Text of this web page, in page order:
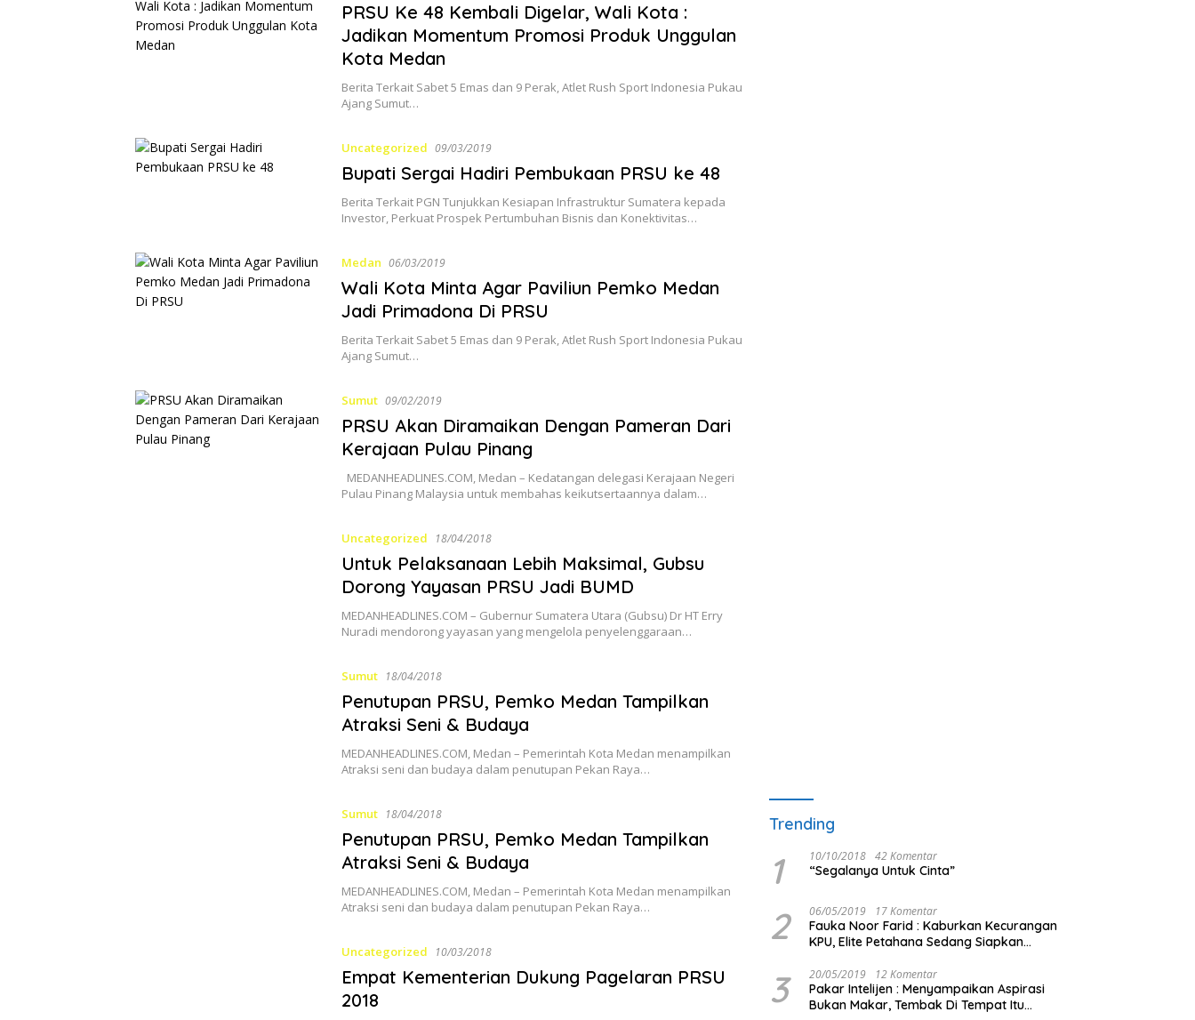
PRSU Ke 48 Kembali Digelar, Wali Kota :
Jadikan Momentum Promosi Produk Unggulan
Kota Medan
Berita Terkait Sabet 5 Emas dan 9 Perak, Atlet Rush Sport Indonesia Pukau
Ajang Sumut…
Uncategorized 09/03/2019
Bupati Sergai Hadiri Pembukaan PRSU ke 48
Berita Terkait PGN Tunjukkan Kesiapan Infrastruktur Sumatera kepada
Investor, Perkuat Prospek Pertumbuhan Bisnis dan Konektivitas…
Medan 06/03/2019
Wali Kota Minta Agar Paviliun Pemko Medan
Jadi Primadona Di PRSU
Berita Terkait Sabet 5 Emas dan 9 Perak, Atlet Rush Sport Indonesia Pukau
Ajang Sumut…
Sumut 09/02/2019
PRSU Akan Diramaikan Dengan Pameran Dari
Kerajaan Pulau Pinang
MEDANHEADLINES.COM, Medan – Kedatangan delegasi Kerajaan Negeri
Pulau Pinang Malaysia untuk membahas keikutsertaannya dalam…
Uncategorized 18/04/2018
Untuk Pelaksanaan Lebih Maksimal, Gubsu
Dorong Yayasan PRSU Jadi BUMD
MEDANHEADLINES.COM – Gubernur Sumatera Utara (Gubsu) Dr HT Erry
Nuradi mendorong yayasan yang mengelola penyelenggaraan…
Sumut 18/04/2018
Penutupan PRSU, Pemko Medan Tampilkan
Atraksi Seni & Budaya
MEDANHEADLINES.COM, Medan – Pemerintah Kota Medan menampilkan
Atraksi seni dan budaya dalam penutupan Pekan Raya…
Sumut 18/04/2018
Penutupan PRSU, Pemko Medan Tampilkan
Atraksi Seni & Budaya
MEDANHEADLINES.COM, Medan – Pemerintah Kota Medan menampilkan
Atraksi seni dan budaya dalam penutupan Pekan Raya…
Uncategorized 10/03/2018
Empat Kementerian Dukung Pagelaran PRSU
2018
Trending
1 10/10/2018 42 Komentar
“Segalanya Untuk Cinta”
2 06/05/2019 17 Komentar
Fauka Noor Farid : Kaburkan Kecurangan
KPU, Elite Petahana Sedang Siapkan
3 20/05/2019 12 Komentar
Pakar Intelijen : Menyampaikan Aspirasi
Bukan Makar, Tembak Di Tempat Itu